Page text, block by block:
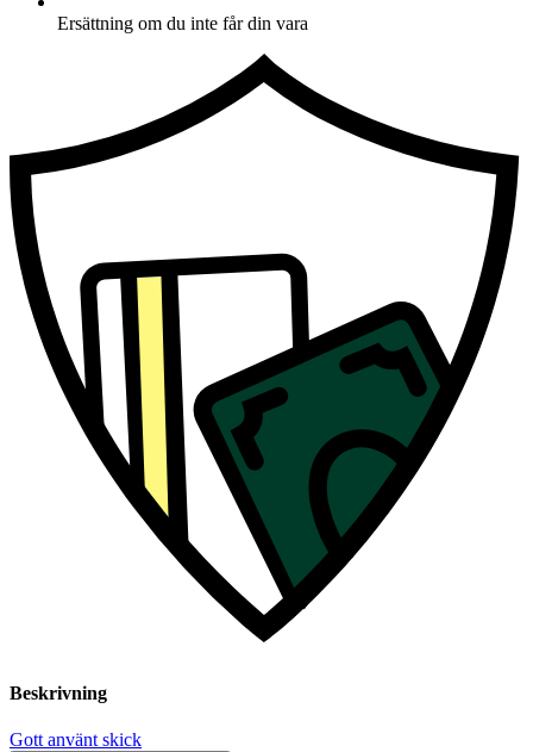
Ersättning om du inte får din vara
Beskrivning
Gott använt skick